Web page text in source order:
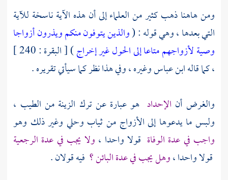
ومن هاهنا ذهب كثير من العلماء إلى أن هذه الآية ناسخة للآية
التي بعدها ، وهي قوله : (والذين يتوفون منكم ويذرون أزواجا
وصية لأزواجهم متاعا إلى الحول غير إخراج
) [ البقرة : 240 ]
، كما قالهابن عباسوغيره ، وفي هذا نظر كما سيأتي تقريره .
والغرض أن الإحداد هو عبارة عن ترك الزينة من الطيب ،
ولبس ما يدعوها إلى الأزواج من ثياب وحلي وغير ذلك وهو
واجب في عدة الوفاة قولا واحدا ، ولا يجب في عدة الرجعية
قولا واحدا ،وهل يجب في عدة البائن ؟ فيه قولان .